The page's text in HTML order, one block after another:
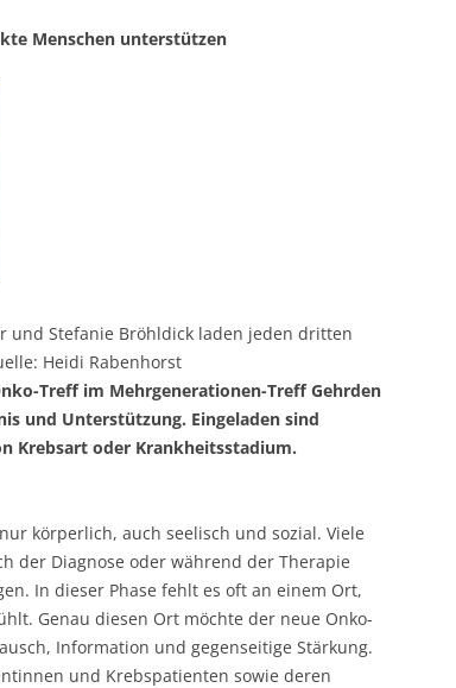
–
NÄHTREFF
VERMIETUNG DER RÄUME
Menschen unterstützen
und Stefanie Bröhldick laden jeden dritten
Heidi Rabenhorst
Treff im Mehrgenerationen-Treff Gehrden
und Unterstützung. Eingeladen sind
Krebsart oder Krankheitsstadium.
körperlich, auch seelisch und sozial. Viele
der Diagnose oder während der Therapie
In dieser Phase fehlt es oft an einem Ort,
Genau diesen Ort möchte der neue Onko-
Information und gegenseitige Stärkung.
und Krebspatienten sowie deren